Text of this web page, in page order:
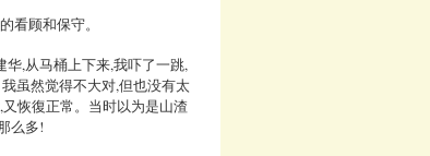
看顾和保守。
,从马桶上下来,我吓了一跳,
虽然觉得不大对,但也没有太
恢復正常。当时以为是山渣
么多!